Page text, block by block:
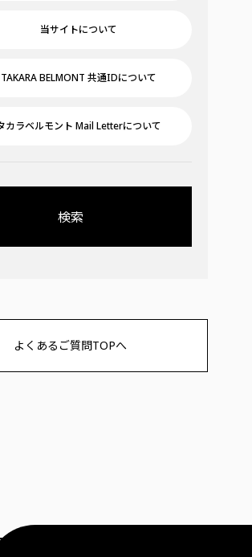
当サイトについて
TAKARA BELMONT 共通IDについて
カラベルモント Mail Letterについて
検索
よくあるご質問TOPへ